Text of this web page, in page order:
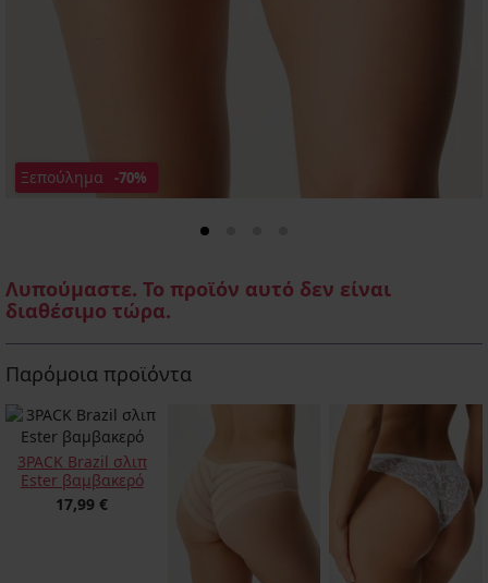
Ξεπούλημα -70%
Λυπούμαστε. Το προϊόν αυτό δεν είναι
διαθέσιμο τώρα.
Παρόμοια προϊόντα
3PACK Brazil σλιπ
Ester βαμβακερό
17,99 €